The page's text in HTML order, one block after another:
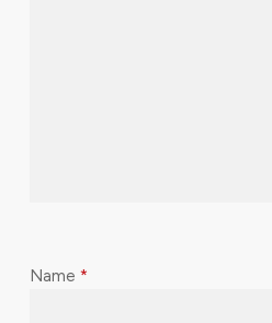
Name *